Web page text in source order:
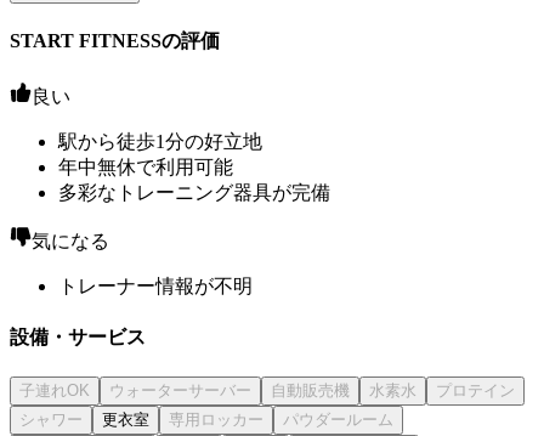
START FITNESSの評価
良い
駅から徒歩1分の好立地
年中無休で利用可能
多彩なトレーニング器具が完備
気になる
トレーナー情報が不明
設備・サービス
更衣室